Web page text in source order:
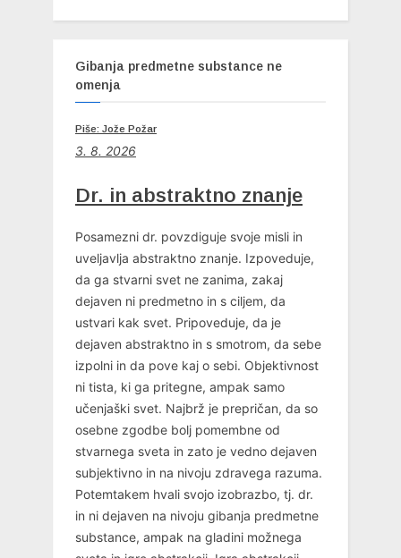
Gibanja predmetne substance ne
omenja
Piše: Jože Požar
3. 8. 2026
Dr. in abstraktno znanje
Posamezni dr. povzdiguje svoje misli in
uveljavlja abstraktno znanje. Izpoveduje,
da ga stvarni svet ne zanima, zakaj
dejaven ni predmetno in s ciljem, da
ustvari kak svet. Pripoveduje, da je
dejaven abstraktno in s smotrom, da sebe
izpolni in da pove kaj o sebi. Objektivnost
ni tista, ki ga pritegne, ampak samo
učenjaški svet. Najbrž je prepričan, da so
osebne zgodbe bolj pomembne od
stvarnega sveta in zato je vedno dejaven
subjektivno in na nivoju zdravega razuma.
Potemtakem hvali svojo izobrazbo, tj. dr.
in ni dejaven na nivoju gibanja predmetne
substance, ampak na gladini možnega